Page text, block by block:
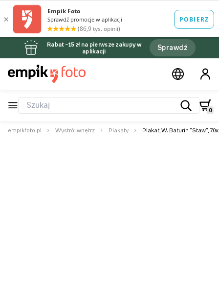
Rabat –15 zł na pierwsze zakupy w
aplikacji
Sprawdź
0
empikfoto.pl Wystrój wnętrz Plakaty Plakat, W. Baturin "Staw",